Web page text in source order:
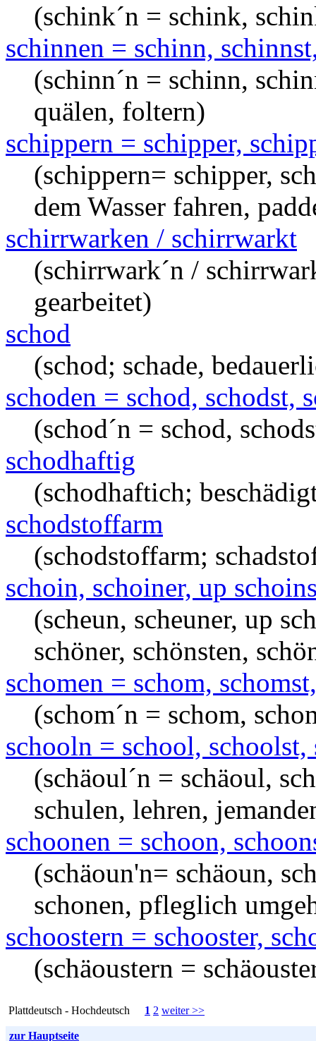
(schink´n = schink,
schinnen = schinn,
(schinn´n = schinn,
quälen, foltern)
schippern = schipper,
(schippern= schipper,
dem Wasser fahren,
schirrwarken / schirrwarkt
(schirrwark´n /
gearbeitet)
schod
(schod; schade,
schoden = schod, schodst,
(schod´n = schod,
schodhaftig
(schodhaftich;
schodstoffarm
(schodstoffarm;
schoin, schoiner, up
(scheun, scheuner, up
schöner, schönsten,
schomen = schom,
(schom´n = schom,
schooln = school,
(schäoul´n = schäoul,
schulen, lehren,
schoonen = schoon,
(schäoun'n= schäoun,
schonen, pfleglich
schoostern = schooster,
(schäoustern =
Plattdeutsch - Hochdeutsch 1 2 weiter >>
zur Hauptseite